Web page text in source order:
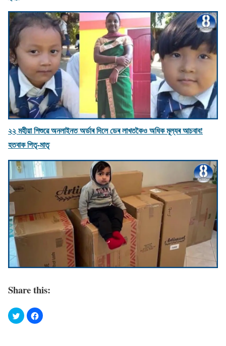
২২ মহীয়া শিশুৱে অনলাইনত অৰ্ডাৰ দিলে ডেৰ লাখতকৈও অধিক মূল্যৰ আচবাব!
হতবাক পিতৃ-মাতৃ
Share this: